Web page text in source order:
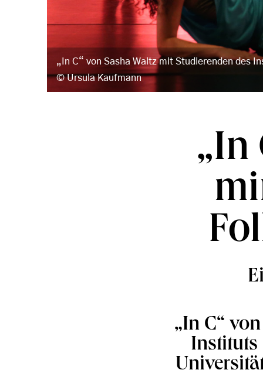
„In C“ von Sasha Waltz mit Studierenden des
Ursula Kaufmann
„In
„In C“
Instituts